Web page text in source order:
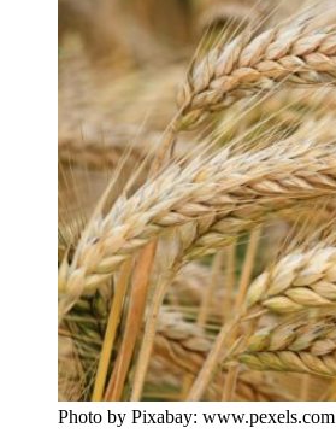
Photo by Pixabay: www.pexels.com